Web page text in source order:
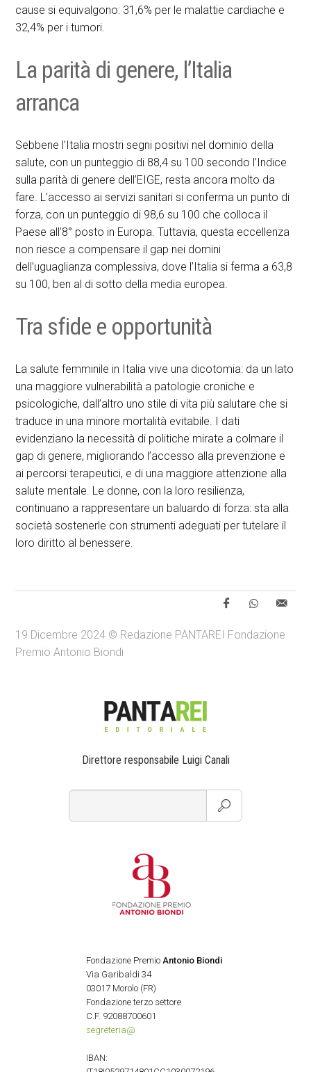
cause si equivalgono: 31,6% per le malattie cardiache e
32,4% per i tumori.
La parità di genere, l’Italia
arranca
Sebbene l’Italia mostri segni positivi nel dominio della
salute, con un punteggio di 88,4 su 100 secondo l’Indice
sulla parità di genere dell’EIGE, resta ancora molto da
fare. L’accesso ai servizi sanitari si conferma un punto di
forza, con un punteggio di 98,6 su 100 che colloca il
Paese all’8° posto in Europa. Tuttavia, questa eccellenza
non riesce a compensare il gap nei domini
dell’uguaglianza complessiva, dove l’Italia si ferma a 63,8
su 100, ben al di sotto della media europea.
Tra sfide e opportunità
La salute femminile in Italia vive una dicotomia: da un lato
una maggiore vulnerabilità a patologie croniche e
psicologiche, dall’altro uno stile di vita più salutare che si
traduce in una minore mortalità evitabile. I dati
evidenziano la necessità di politiche mirate a colmare il
gap di genere, migliorando l’accesso alla prevenzione e
ai percorsi terapeutici, e di una maggiore attenzione alla
salute mentale. Le donne, con la loro resilienza,
continuano a rappresentare un baluardo di forza: sta alla
società sostenerle con strumenti adeguati per tutelare il
loro diritto al benessere.
19 Dicembre 2024 © Redazione PANTAREI Fondazione
Premio Antonio Biondi
Direttore responsabile Luigi Canali
Fondazione Premio Antonio Biondi
Via Garibaldi 34
03017 Morolo (FR)
Fondazione terzo settore
C.F. 92088700601
segreteria@
IBAN: